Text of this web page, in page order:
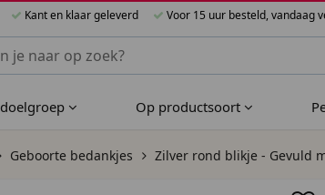
Kant en klaar geleverd Voor 15 uur besteld, vandaag
Bijzondere Bedankjes
Op productsoort
Geboorte bedankjes Zilver rond blikje - Gevuld